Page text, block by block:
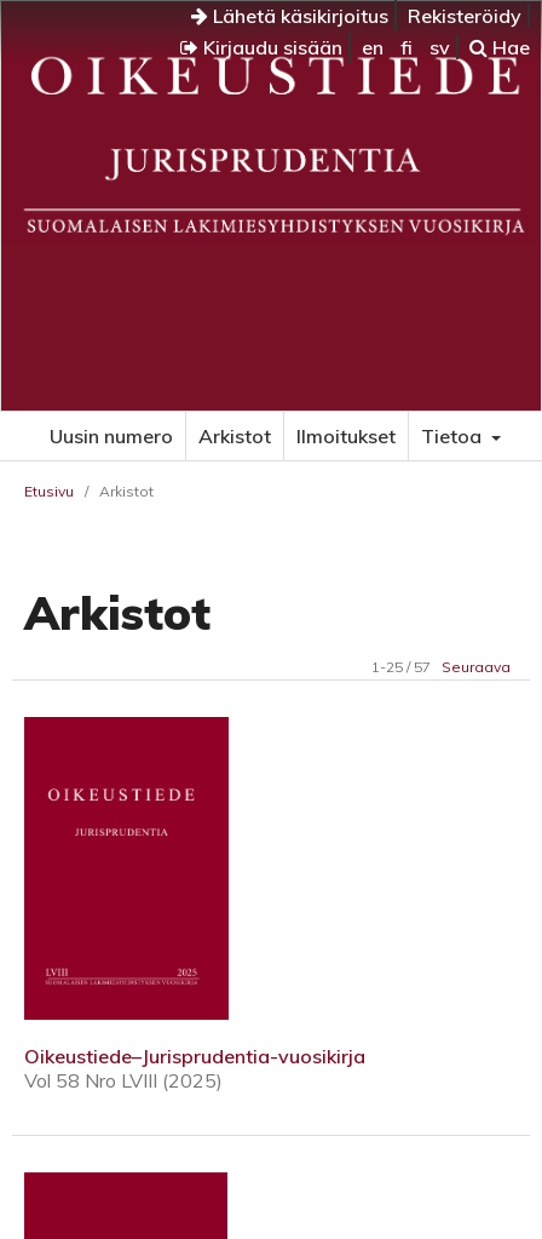
Lähetä käsikirjoitus
Rekisteröidy
Kirjaudu sisään
en fi sv Hae
Uusin numero Arkistot Ilmoitukset Tietoa
Etusivu / Arkistot
Arkistot
1-25 / 57 Seuraava
Oikeustiede–Jurisprudentia-vuosikirja
Vol 58 Nro LVIII (2025)